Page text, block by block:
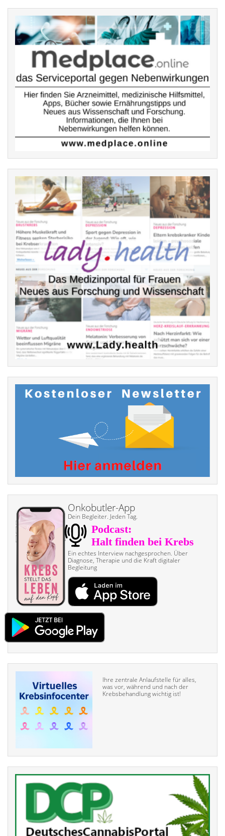
Onkobutler-App
Dein Begleiter. Jeden Tag.
Ein echtes Interview nach­gesprochen. Über
Diagnose, Therapie und die Kraft digitaler
Begleitung
Ihre zentrale Anlaufstelle für alles,
was vor, während und nach der
Krebsbehandlung wichtig ist!